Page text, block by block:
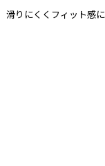
滑りにくくフィット感